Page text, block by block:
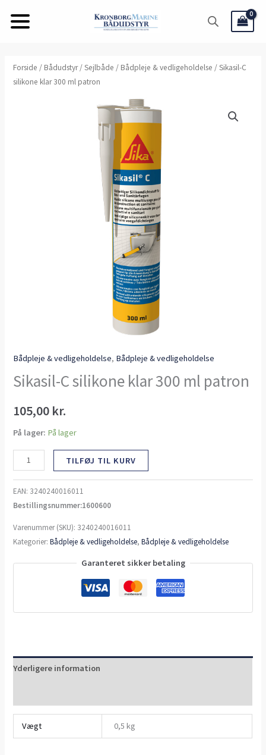
Forside / Bådudstyr/Sejlbåde / Bådpleje & vedligeholdelse / Sikasil-C
silikone klar 300 ml patron
Bådpleje & vedligeholdelse, Bådpleje & vedligeholdelse
Sikasil-C silikone klar 300 ml patron
105,00 kr.
På lager: På lager
Sikasil-
C
TILFØJ TIL KURV
EAN: 3240240016011
Bestillingsnummer:1600600
Varenummer (SKU): 3240240016011
Kategorier:Bådpleje & vedligeholdelse,Bådpleje & vedligeholdelse
Garanteret sikker betaling
Yderligere information
Vægt 0,5 kg